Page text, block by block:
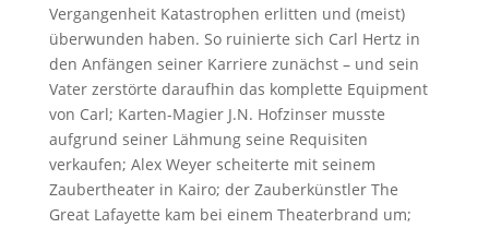
Vergangenheit Katastrophen erlitten und (meist)
überwunden haben. So ruinierte sich Carl Hertz in
den Anfängen seiner Karriere zunächst – und sein
Vater zerstörte daraufhin das komplette Equipment
von Carl; Karten-Magier J.N. Hofzinser musste
aufgrund seiner Lähmung seine Requisiten
verkaufen; Alex Weyer scheiterte mit seinem
Zaubertheater in Kairo; der Zauberkünstler The
Great Lafayette kam bei einem Theaterbrand um;